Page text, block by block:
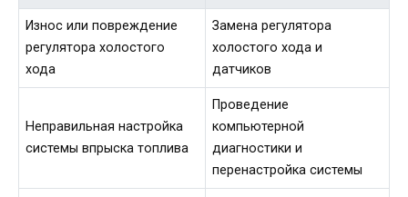
Износ или повреждение
регулятора холостого
хода
Замена регулятора
холостого хода и
датчиков
Неправильная настройка
системы впрыска топлива
Проведение
компьютерной
диагностики и
перенастройка системы